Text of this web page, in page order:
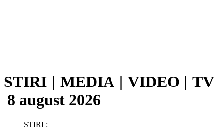
STIRI | MEDIA | VIDEO | TV
8 august 2026
STIRI :